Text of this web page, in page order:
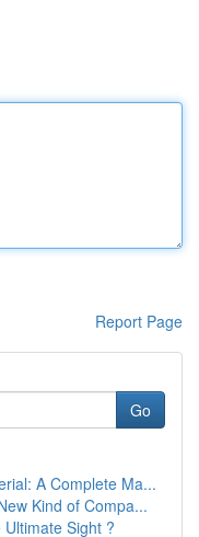
Report Page
Go
A Complete Ma...
Kind of Compa...
Sight ?